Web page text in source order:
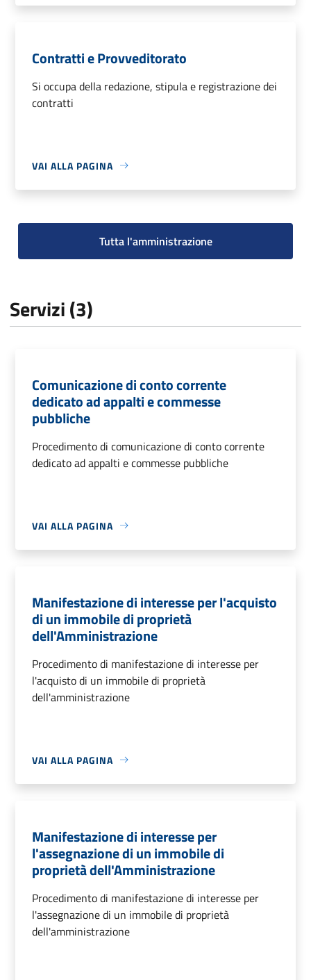
Contratti e Provveditorato
Si occupa della redazione, stipula e registrazione dei
contratti
VAI ALLA PAGINA
Tutta l'amministrazione
Servizi (3)
Comunicazione di conto corrente
dedicato ad appalti e commesse
pubbliche
Procedimento di comunicazione di conto corrente
dedicato ad appalti e commesse pubbliche
VAI ALLA PAGINA
Manifestazione di interesse per l'acquisto
di un immobile di proprietà
dell'Amministrazione
Procedimento di manifestazione di interesse per
l'acquisto di un immobile di proprietà
dell'amministrazione
VAI ALLA PAGINA
Manifestazione di interesse per
l'assegnazione di un immobile di
proprietà dell'Amministrazione
Procedimento di manifestazione di interesse per
l'assegnazione di un immobile di proprietà
dell'amministrazione